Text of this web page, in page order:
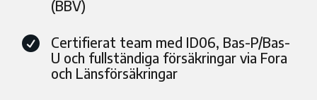
(BBV)

Certifierat team med ID06, Bas-P/Bas-
U och fullständiga försäkringar via Fora
och Länsförsäkringar